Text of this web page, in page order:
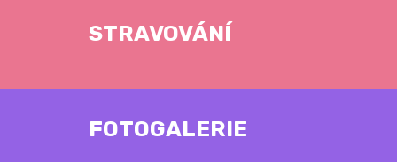
STRAVOVÁNÍ
FOTOGALERIE